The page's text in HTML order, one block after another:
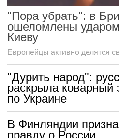
"Пора убрать": в
ошеломлены
Киеву
Европейцы активно делятся
"Дурить народ":
раскрыла
по Украине
В Финляндии
правду о России